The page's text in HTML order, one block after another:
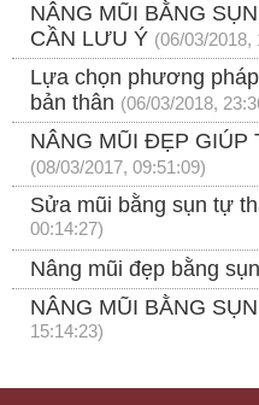
NÂNG MŨI BẰNG
CẦN LƯU Ý (06/03/2018,
Lựa chọn phương
bản thân (06/03/2018,
NÂNG MŨI ĐẸP GIÚP
(08/03/2017, 09:51:09)
Sửa mũi bằng sụn tự
00:14:27)
Nâng mũi đẹp bằng
NÂNG MŨI BẰNG
15:14:23)